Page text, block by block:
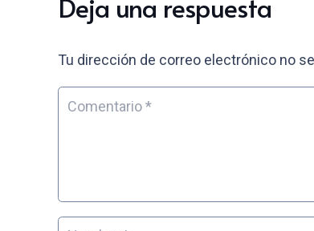
Tu dirección de correo electrónico no